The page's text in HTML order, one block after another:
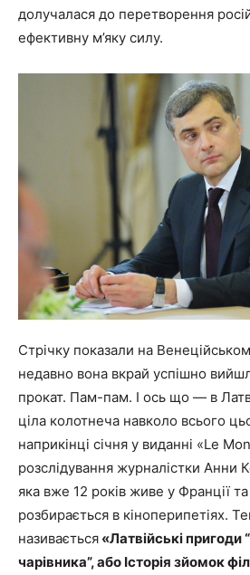
долучалася до перетворення
ефективну м’яку силу.
Стрічку показали на
недавно вона вкрай успішно
прокат. Пам-пам. І ось що — в
ціла колотнеча навколо всього
наприкінці січня у виданні «Le
розслідування журналістки Анни
яка вже 12 років живе у Франції
розбирається в кіноперипетіях.
називається «Латвійські пригоди
чарівника”, або Історія зйомок